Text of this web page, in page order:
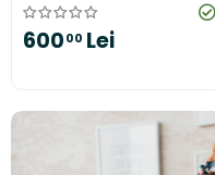
60000 Lei